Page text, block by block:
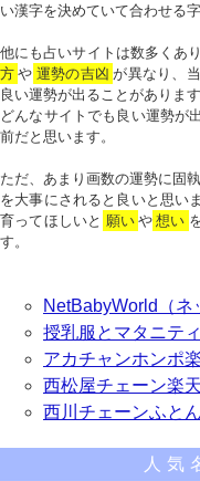
い漢字を決めていて合わせる
他にも占いサイトは数多くあ
方 や 運勢の吉凶 が異なり、
良い運勢が出ることがあります
どんなサイトでも良い運勢が
前だと思います。
ただ、あまり画数の運勢に固
を大事にされると良いと思い
育ってほしいと 願い や 想い
す。
NetBabyWorld（ネ
授乳服とマタニテ
アカチャンホンポ
西松屋チェーン楽
西川チェーンふと
人気